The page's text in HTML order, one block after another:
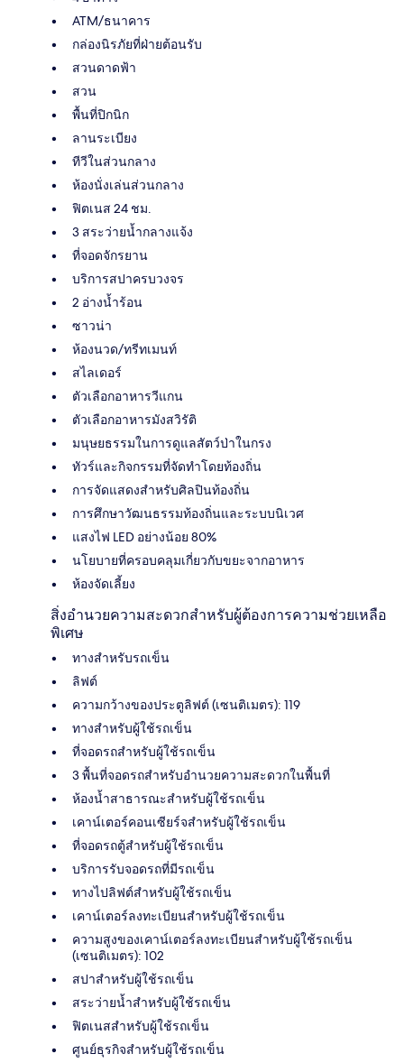
ATM/ธนาคาร
กล่องนิรภัยที่ฝ่ายต้อนรับ
สวนดาดฟ้า
สวน
พื้นที่ปิกนิก
ลานระเบียง
ทีวีในส่วนกลาง
ห้องนั่งเล่นส่วนกลาง
ฟิตเนส 24 ชม.
3 สระว่ายน้ำกลางแจ้ง
ที่จอดจักรยาน
บริการสปาครบวงจร
2 อ่างน้ำร้อน
ซาวน่า
ห้องนวด/ทรีทเมนท์
สไลเดอร์
ตัวเลือกอาหารวีแกน
ตัวเลือกอาหารมังสวิรัติ
มนุษยธรรมในการดูแลสัตว์ป่าในกรง
ทัวร์และกิจกรรมที่จัดทำโดยท้องถิ่น
การจัดแสดงสำหรับศิลปินท้องถิ่น
การศึกษาวัฒนธรรมท้องถิ่นและระบบนิเวศ
แสงไฟ LED อย่างน้อย 80%
นโยบายที่ครอบคลุมเกี่ยวกับขยะจากอาหาร
ห้องจัดเลี้ยง
สิ่งอำนวยความสะดวกสำหรับผู้ต้องการความช่วยเหลือ
พิเศษ
ทางสำหรับรถเข็น
ลิฟต์
ความกว้างของประตูลิฟต์ (เซนติเมตร): 119
ทางสำหรับผู้ใช้รถเข็น
ที่จอดรถสำหรับผู้ใช้รถเข็น
3 พื้นที่จอดรถสำหรับอำนวยความสะดวกในพื้นที่
ห้องน้ำสาธารณะสำหรับผู้ใช้รถเข็น
เคาน์เตอร์คอนเซียร์จสำหรับผู้ใช้รถเข็น
ที่จอดรถตู้สำหรับผู้ใช้รถเข็น
บริการรับจอดรถที่มีรถเข็น
ทางไปลิฟต์สำหรับผู้ใช้รถเข็น
เคาน์เตอร์ลงทะเบียนสำหรับผู้ใช้รถเข็น
ความสูงของเคาน์เตอร์ลงทะเบียนสำหรับผู้ใช้รถเข็น
(เซนติเมตร): 102
สปาสำหรับผู้ใช้รถเข็น
สระว่ายน้ำสำหรับผู้ใช้รถเข็น
ฟิตเนสสำหรับผู้ใช้รถเข็น
ศูนย์ธุรกิจสำหรับผู้ใช้รถเข็น